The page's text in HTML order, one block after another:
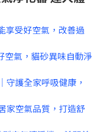
享受好空氣，改善過
空氣，貓砂異味自動淨
守護全家呼吸健康，
家空氣品質，打造舒